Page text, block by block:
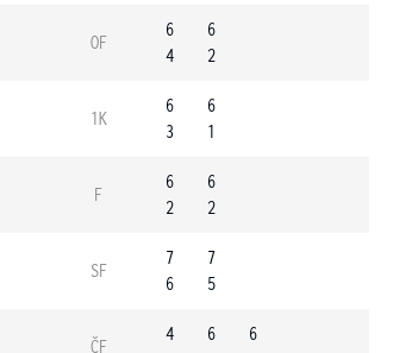
OF
6
4
6
2
1K
6
3
6
1
F
6
2
6
2
SF
7
6
7
5
ČF
4
6
6